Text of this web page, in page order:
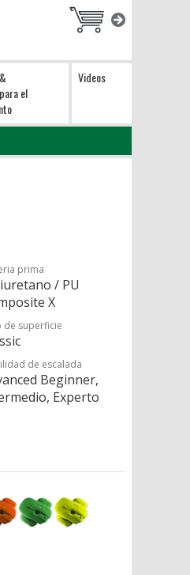
el
Videos
prima
/ PU
X
de superficie
de escalada
Beginner,
Experto